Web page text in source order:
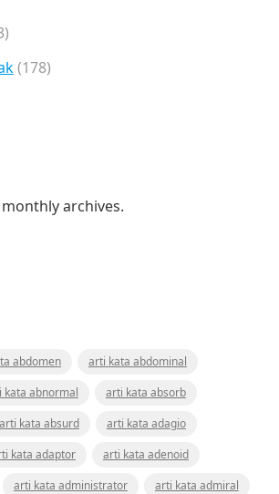
(178)
archives.
abdomen
arti kata abdominal
kata abnormal
arti kata absorb
arti kata absurd
arti kata adagio
kata adaptor
arti kata adenoid
arti kata administrator
arti kata admiral